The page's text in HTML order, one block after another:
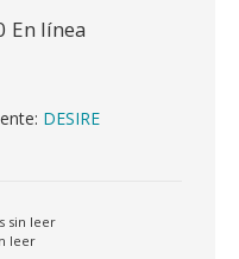
En línea
DESIRE
sin leer
leer